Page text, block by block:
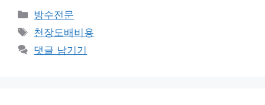
카
테
리
방수전문
태
그
천장도배비용
댓글 남기기